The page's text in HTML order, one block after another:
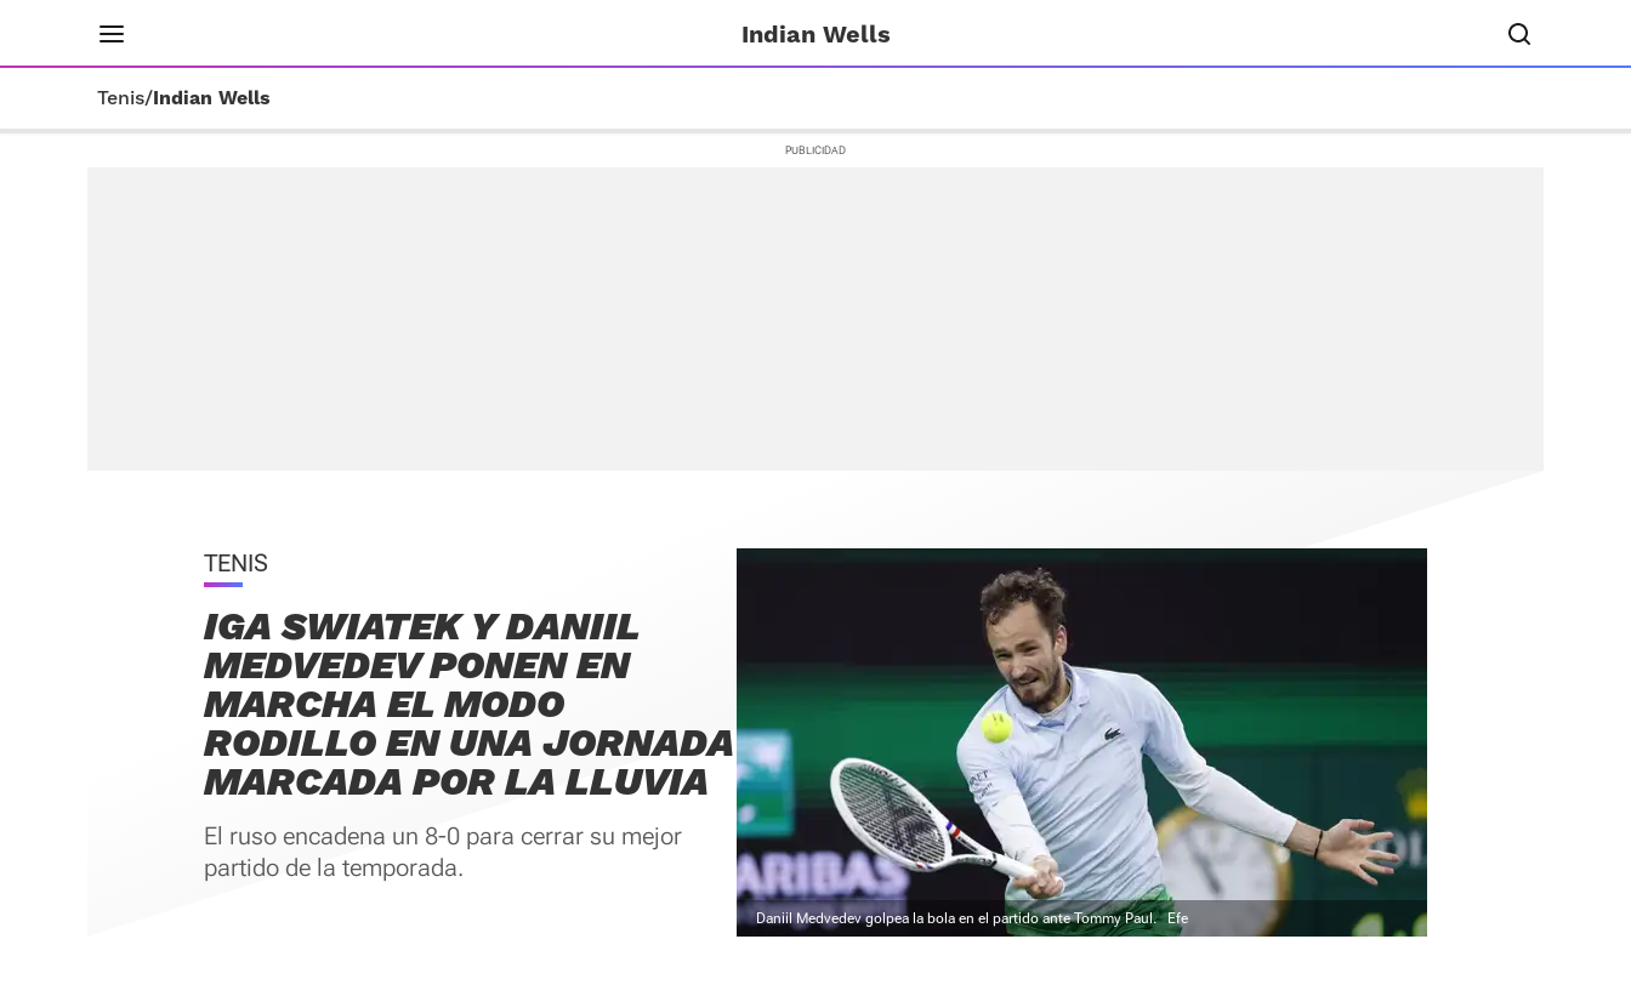
Indian Wells
Tenis/Indian Wells
TENIS
IGA SWIATEK Y DANIIL
MEDVEDEV PONEN EN
MARCHA EL MODO
RODILLO EN UNA JORNADA
MARCADA POR LA LLUVIA
El ruso encadena un 8-0 para cerrar su mejor
partido de la temporada.
Daniil Medvedev golpea la bola en el partido ante Tommy Paul. Efe